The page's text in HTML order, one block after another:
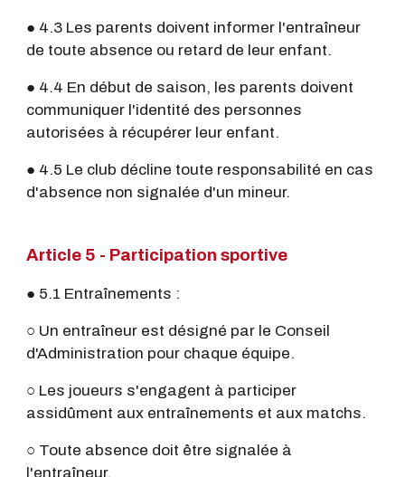
● 4.3 Les parents doivent informer l'entraîneur
de toute absence ou retard de leur enfant.
● 4.4 En début de saison, les parents doivent
communiquer l'identité des personnes
autorisées à récupérer leur enfant.
● 4.5 Le club décline toute responsabilité en cas
d'absence non signalée d'un mineur.
Article 5 - Participation sportive
● 5.1 Entraînements :
○ Un entraîneur est désigné par le Conseil
d'Administration pour chaque équipe.
○ Les joueurs s'engagent à participer
assidûment aux entraînements et aux matchs.
○ Toute absence doit être signalée à
l'entraîneur.